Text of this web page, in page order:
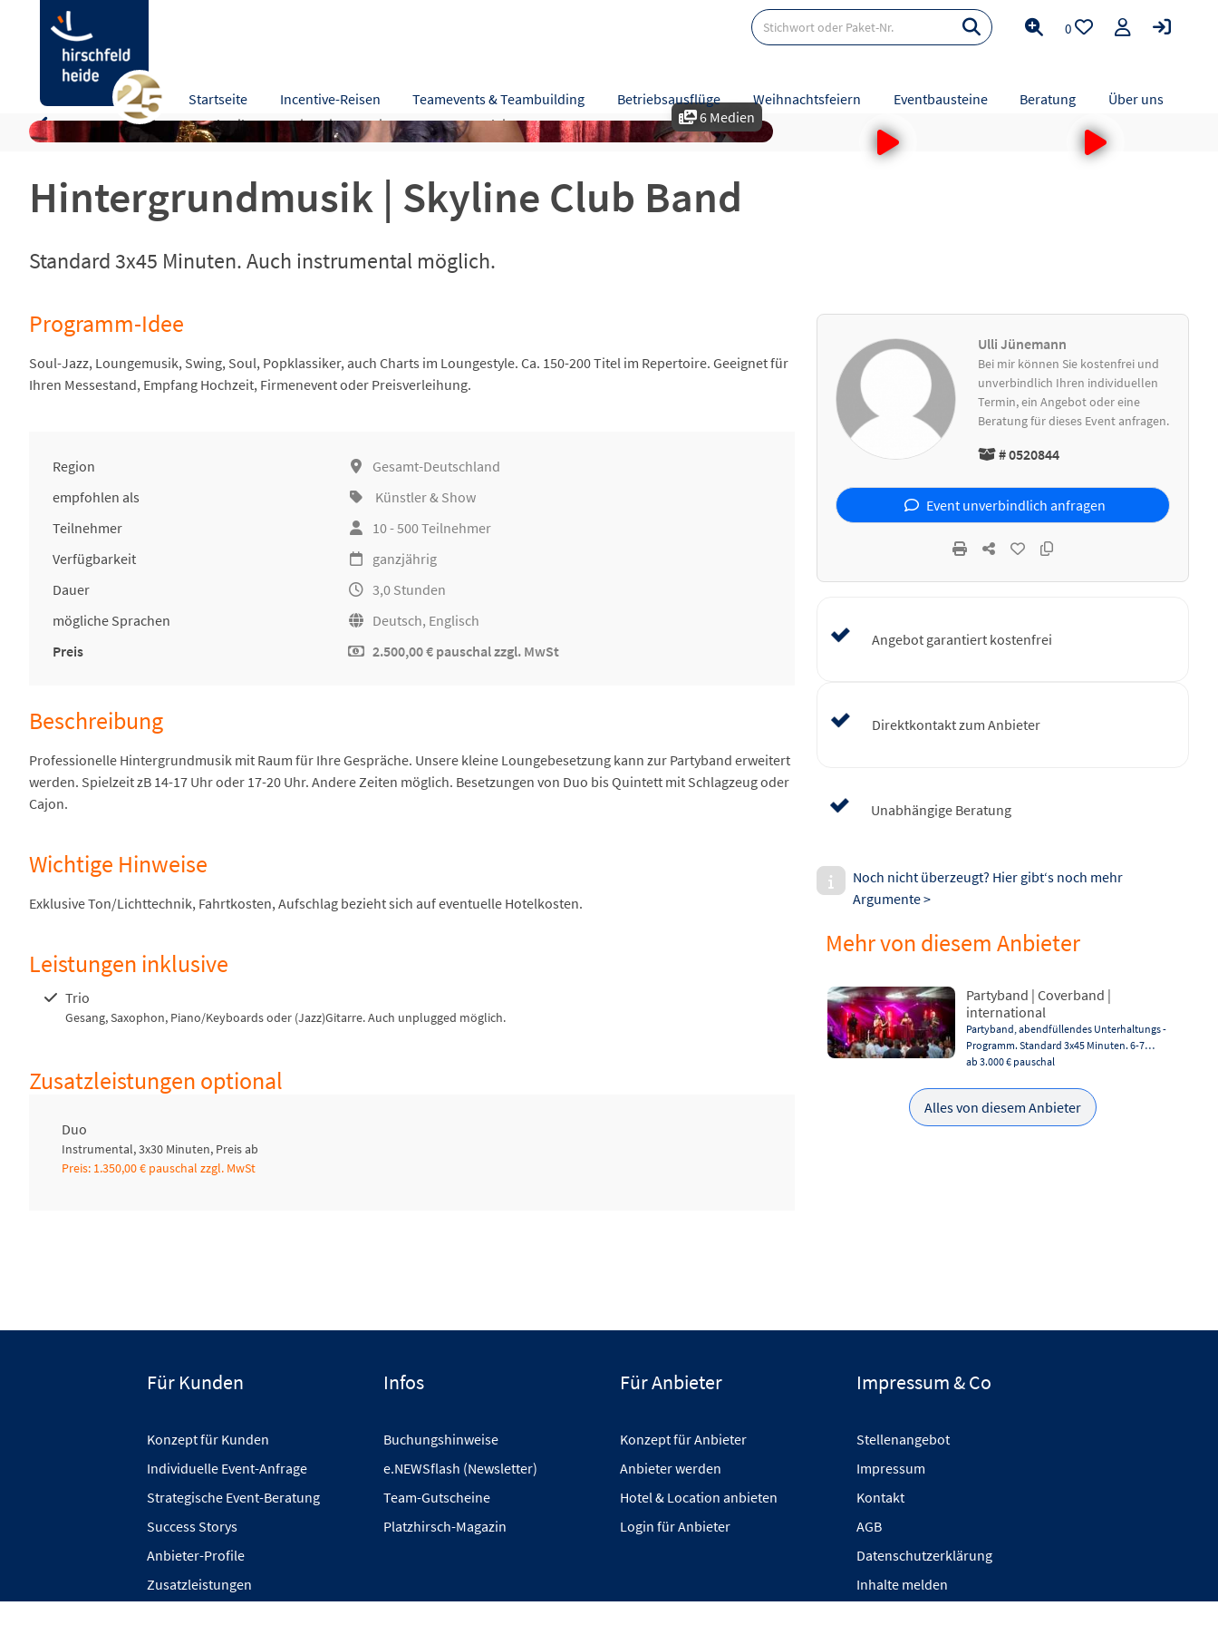
Startseite Incentive-Reisen Teamevents & Teambuilding Betriebsausflüge Weihnachtsfeiern Eventbausteine Beratung Über uns
0
6 Medien
Hintergrundmusik | Skyline Club Band
Standard 3x45 Minuten. Auch instrumental möglich.
Skyline Lounge Band | Loungemusik, Dinnerjazz
Programm-Idee Beschreibung Hinweise Leistungen Zusatzleistungen
Programm-Idee
Soul-Jazz, Loungemusik, Swing, Soul, Popklassiker, auch Charts im Loungestyle. Ca. 150-200 Titel im Repertoire. Geeignet für
Ihren Messestand, Empfang Hochzeit, Firmenevent oder Preisverleihung.
Region
Gesamt-Deutschland
empfohlen als
Künstler & Show
Teilnehmer
10 - 500 Teilnehmer
Verfügbarkeit
ganzjährig
Dauer
3,0 Stunden
mögliche Sprachen
Deutsch, Englisch
Preis
2.500,00 € pauschal zzgl. MwSt
Beschreibung
Professionelle Hintergrundmusik mit Raum für Ihre Gespräche. Unsere kleine Loungebesetzung kann zur Partyband erweitert
werden. Spielzeit zB 14-17 Uhr oder 17-20 Uhr. Andere Zeiten möglich. Besetzungen von Duo bis Quintett mit Schlagzeug oder
Cajon.
Wichtige Hinweise
Exklusive Ton/Lichttechnik, Fahrtkosten, Aufschlag bezieht sich auf eventuelle Hotelkosten.
Leistungen inklusive
Trio
Gesang, Saxophon, Piano/Keyboards oder (Jazz)Gitarre. Auch unplugged möglich.
Zusatzleistungen optional
Duo
Instrumental, 3x30 Minuten, Preis ab
Preis: 1.350,00 € pauschal zzgl. MwSt
Ulli Jünemann
Bei mir können Sie kostenfrei und
unverbindlich Ihren individuellen
Termin, ein Angebot oder eine
Beratung für dieses Event anfragen.
# 0520844
Event unverbindlich anfragen
Angebot garantiert kostenfrei
Direktkontakt zum Anbieter
Unabhängige Beratung
Noch nicht überzeugt? Hier gibt‘s noch mehr
Argumente >
Mehr von diesem Anbieter
Partyband | Coverband |
international
Partyband, abendfüllendes Unterhaltungs -
Programm. Standard 3x45 Minuten. 6-7…
ab 3.000 € pauschal
Alles von diesem Anbieter
Für Kunden
Konzept für Kunden
Individuelle Event-Anfrage
Strategische Event-Beratung
Success Storys
Anbieter-Profile
Zusatzleistungen
Infos
Buchungshinweise
e.NEWSflash (Newsletter)
Team-Gutscheine
Platzhirsch-Magazin
Für Anbieter
Konzept für Anbieter
Anbieter werden
Hotel & Location anbieten
Login für Anbieter
Impressum & Co
Stellenangebot
Impressum
Kontakt
AGB
Datenschutzerklärung
Inhalte melden